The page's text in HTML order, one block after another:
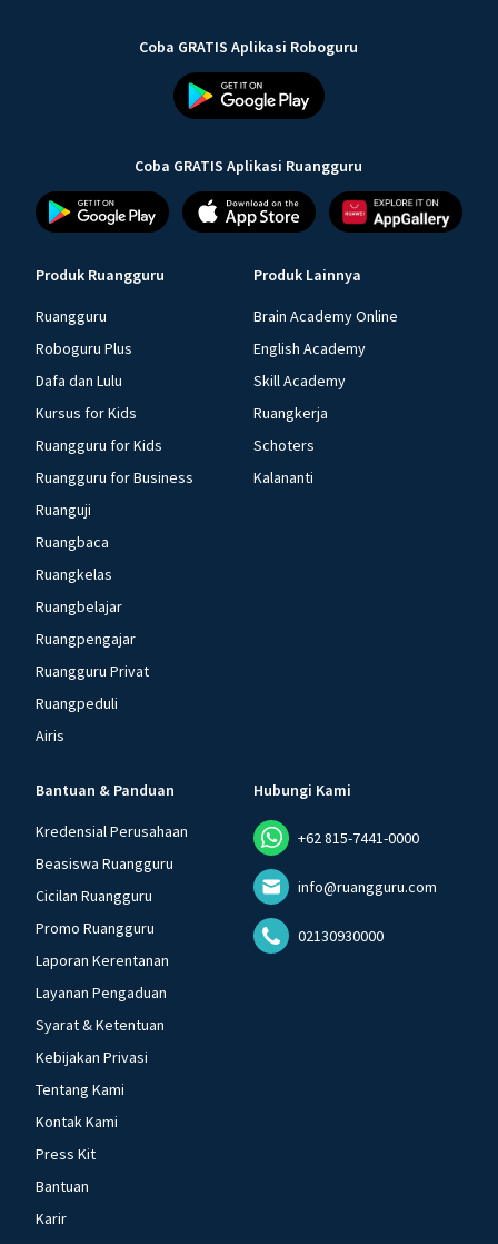
Coba GRATIS Aplikasi Roboguru
Coba GRATIS Aplikasi Ruangguru
Produk Ruangguru
Ruangguru
Roboguru Plus
Dafa dan Lulu
Kursus for Kids
Ruangguru for Kids
Ruangguru for Business
Ruanguji
Ruangbaca
Ruangkelas
Ruangbelajar
Ruangpengajar
Ruangguru Privat
Ruangpeduli
Airis
Produk Lainnya
Brain Academy Online
English Academy
Skill Academy
Ruangkerja
Schoters
Kalananti
Bantuan & Panduan
Kredensial Perusahaan
Beasiswa Ruangguru
Cicilan Ruangguru
Promo Ruangguru
Laporan Kerentanan
Layanan Pengaduan
Syarat & Ketentuan
Kebijakan Privasi
Tentang Kami
Kontak Kami
Press Kit
Bantuan
Karir
Hubungi Kami
+62 815-7441-0000
info@ruangguru.com
02130930000